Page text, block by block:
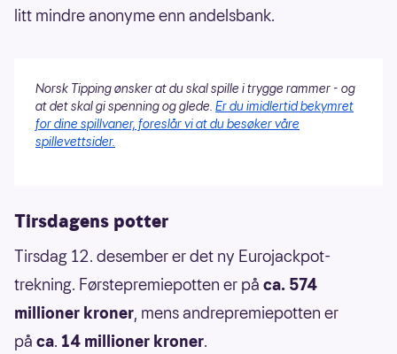
litt mindre anonyme enn andelsbank.
Norsk Tipping ønsker at du skal spille i trygge rammer - og
at det skal gi spenning og glede. Er du imidlertid bekymret
for dine spillvaner, foreslår vi at du besøker våre
spillevettsider.
Tirsdagens potter
Tirsdag 12. desember er det ny Eurojackpot-
trekning. Førstepremiepotten er på ca. 574
millioner kroner, mens andrepremiepotten er
på ca. 14 millioner kroner.